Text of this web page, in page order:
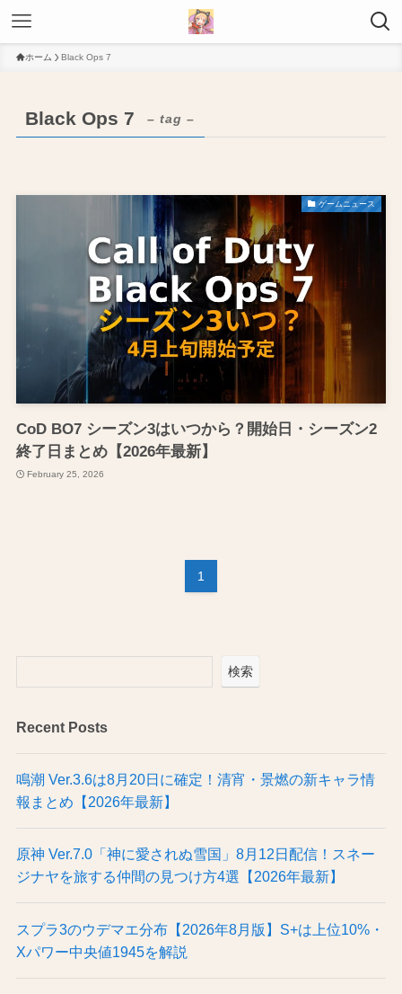
ホーム Black Ops 7
Black Ops 7 – tag –
ゲームニュース
CoD BO7 シーズン3はいつから？開始日・シーズン2
終了日まとめ【2026年最新】
February 25, 2026
1
検索
Recent Posts
鳴潮 Ver.3.6は8月20日に確定！清宵・景燃の新キャラ情
報まとめ【2026年最新】
原神 Ver.7.0「神に愛されぬ雪国」8月12日配信！スネー
ジナヤを旅する仲間の見つけ方4選【2026年最新】
スプラ3のウデマエ分布【2026年8月版】S+は上位10%・
Xパワー中央値1945を解説